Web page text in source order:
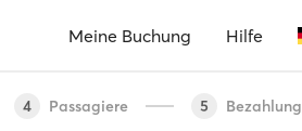
Meine Buchung Hilfe
4 Passagiere 5 Bezahlung